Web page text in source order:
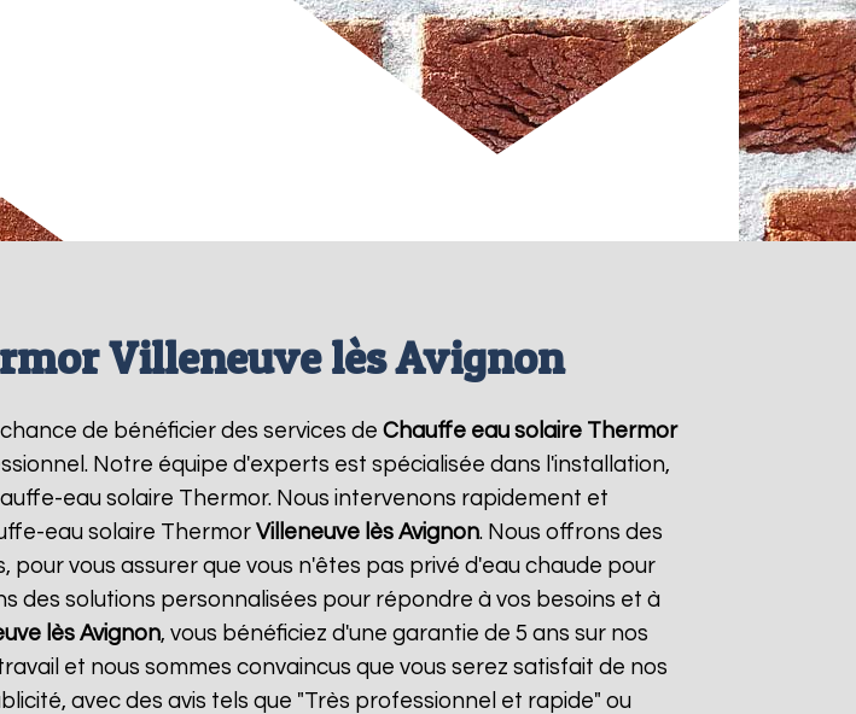
Villeneuve lès Avignon
de bénéficier des services de Chauffe eau solaire Thermor
Notre équipe d'experts est spécialisée dans l'installation,
eau solaire Thermor. Nous intervenons rapidement et
eau solaire Thermor Villeneuve lès Avignon. Nous offrons des
vous assurer que vous n'êtes pas privé d'eau chaude pour
des solutions personnalisées pour répondre à vos besoins et à
lès Avignon, vous bénéficiez d'une garantie de 5 ans sur nos
et nous sommes convaincus que vous serez satisfait de nos
avec des avis tels que "Très professionnel et rapide" ou